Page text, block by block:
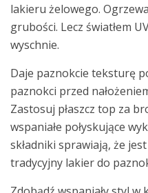
lakieru żelowego.
grubości. Lecz światłem
wyschnie.
Daje paznokcie teksturę
paznokci przed
Zastosuj płaszcz top za
wspaniałe połyskujące
składniki sprawiają, że
tradycyjny lakier do